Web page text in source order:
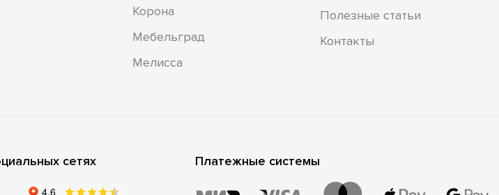
Корона
Мебельград
Мелисса
Полезные статьи
Контакты
сетях Платежные системы